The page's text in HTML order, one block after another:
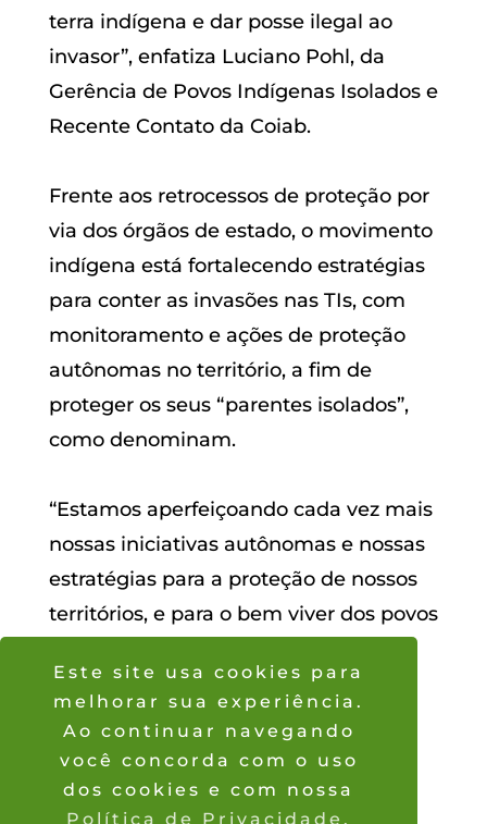
terra indígena e dar posse ilegal ao
invasor”, enfatiza Luciano Pohl, da
Gerência de Povos Indígenas Isolados e
Recente Contato da Coiab.
Frente aos retrocessos de proteção por
via dos órgãos de estado, o movimento
indígena está fortalecendo estratégias
para conter as invasões nas TIs, com
monitoramento e ações de proteção
autônomas no território, a fim de
proteger os seus “parentes isolados”,
como denominam.
“Estamos aperfeiçoando cada vez mais
nossas iniciativas autônomas e nossas
estratégias para a proteção de nossos
territórios, e para o bem viver dos povos
reforçamos que continuaremos
vigilantes em defesa de nossos
direitos” diz trecho da carta.[/i]
Por: Tainá Aragão (ISA)e
Este site usa cookies para
melhorar sua experiência.
Ao continuar navegando
você concorda com o uso
dos cookies e com nossa
Política de Privacidade.